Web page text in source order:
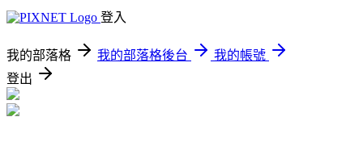
登入
我的部落格 我的部落格後台
我的帳號
登出